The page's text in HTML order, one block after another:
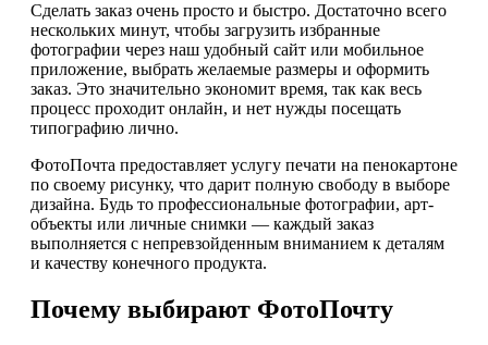
Сделать заказ очень просто и быстро. Достаточно всего
нескольких минут, чтобы загрузить избранные
фотографии через наш удобный сайт или мобильное
приложение, выбрать желаемые размеры и оформить
заказ. Это значительно экономит время, так как весь
процесс проходит онлайн, и нет нужды посещать
типографию лично.
ФотоПочта предоставляет услугу печати на пенокартоне
по своему рисунку, что дарит полную свободу в выборе
дизайна. Будь то профессиональные фотографии, арт-
объекты или личные снимки — каждый заказ
выполняется с непревзойденным вниманием к деталям
и качеству конечного продукта.
Почему выбирают ФотоПочту